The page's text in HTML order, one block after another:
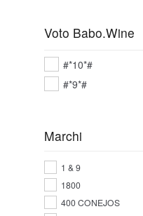
Voto Babo.Wine
#*10*#
#*9*#
Marchi
1 & 9
1800
400 CONEJOS